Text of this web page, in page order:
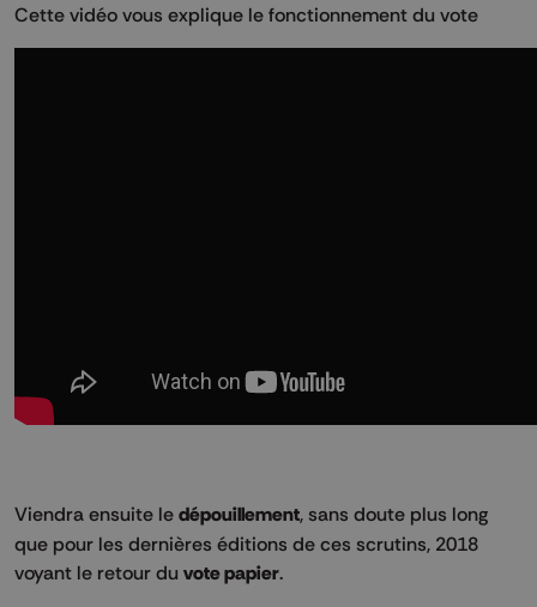
Cette vidéo vous explique le fonctionnement du vote
Viendra ensuite le dépouillement, sans doute plus long
que pour les dernières éditions de ces scrutins, 2018
voyant le retour du vote papier.